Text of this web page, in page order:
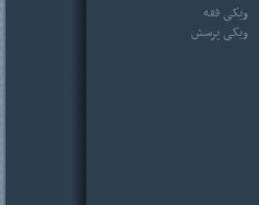
ویکی فقه
ویکی پرسش